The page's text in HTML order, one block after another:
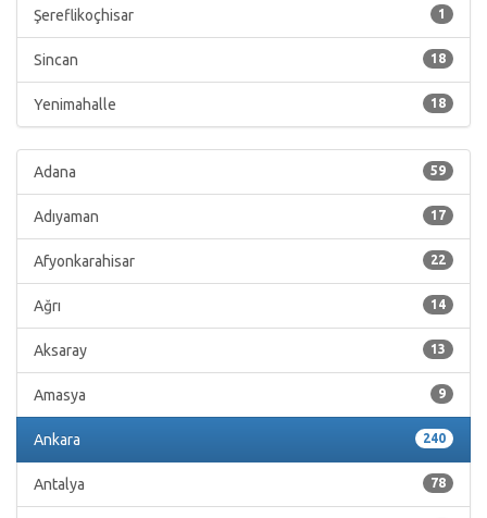
1
Şereflikoçhisar
18
Sincan
18
Yenimahalle
59
Adana
17
Adıyaman
22
Afyonkarahisar
14
Ağrı
13
Aksaray
9
Amasya
240
Ankara
78
Antalya